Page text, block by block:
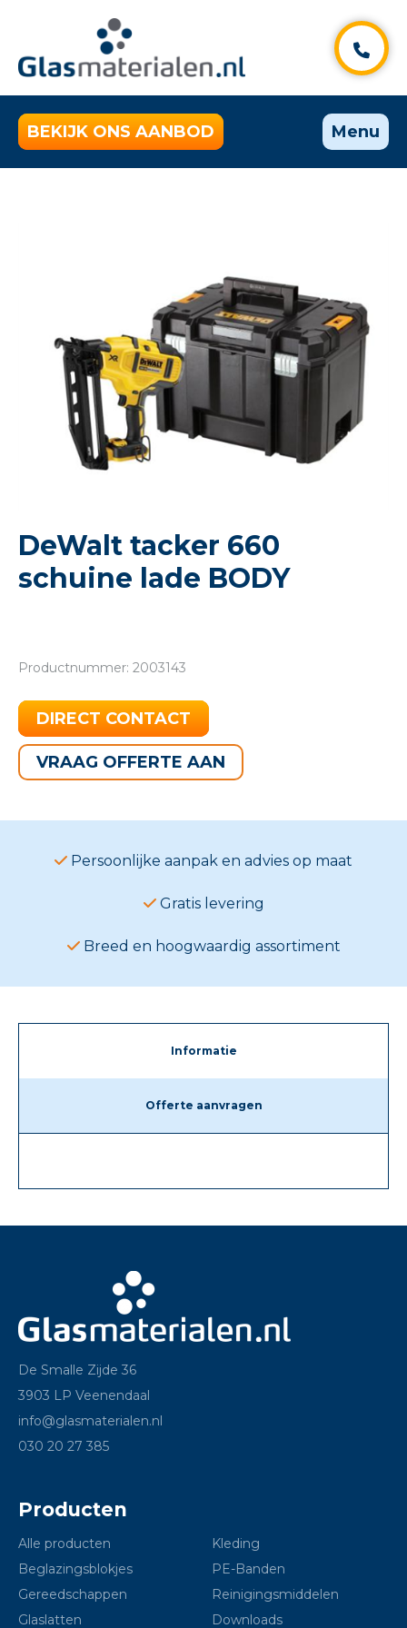
BEKIJK ONS AANBOD Menu
DeWalt tacker 660
schuine lade BODY
Productnummer: 2003143
DIRECT CONTACT
VRAAG OFFERTE AAN
Persoonlijke aanpak en advies op maat
Gratis levering
Breed en hoogwaardig assortiment
Informatie
Offerte aanvragen
De Smalle Zijde 36
3903 LP Veenendaal
info@glasmaterialen.nl
030 20 27 385
Producten
Alle producten
Beglazingsblokjes
Gereedschappen
Glaslatten
Kleding
PE-Banden
Reinigingsmiddelen
Downloads